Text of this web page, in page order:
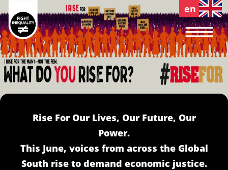
Main navigation
Rise For Our Lives, Our Future, Our
Power.
This June, voices from across the Global
South rise to demand economic justice.